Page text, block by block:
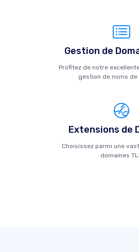
Gestion de
Profitez de notre
gestion de noms de
Extensions de
Choisissez parmi une
domaines